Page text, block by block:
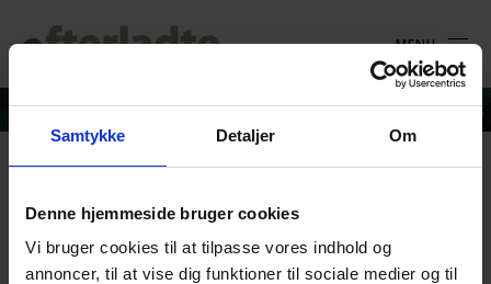
Samtykke Detaljer Om
Denne hjemmeside bruger cookies
Vi bruger cookies til at tilpasse vores indhold og
annoncer, til at vise dig funktioner til sociale medier og til
MENU
28. juni 2022